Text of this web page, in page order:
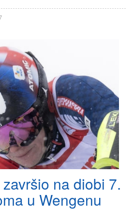
na diobi 7.
u Wengenu